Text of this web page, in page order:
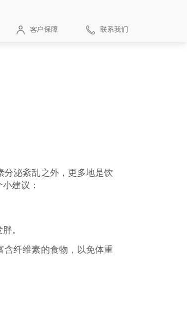
客户保障 联系我们
分泌紊乱之外，更多地是饮
建议：
。
含纤维素的食物，以免体重